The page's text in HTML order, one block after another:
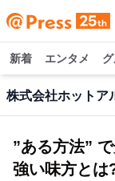
新着 エンタメ
株式会社ホットア
”ある方法”
強い味方とは